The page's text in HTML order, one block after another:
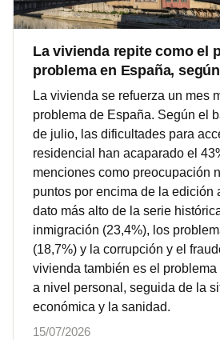
La vivienda repite como el
problema en España,
La vivienda se refuerza un mes
problema de España. Según el
de julio, las dificultades para
residencial han acaparado el
menciones como preocupación
puntos por encima de la edición
dato más alto de la serie
inmigración (23,4%), los
(18,7%) y la corrupción y el
vivienda también es el
a nivel personal, seguida de la
económica y la sanidad.
15/07/2026